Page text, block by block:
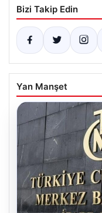
Bizi Takip Edin
Yan Manşet